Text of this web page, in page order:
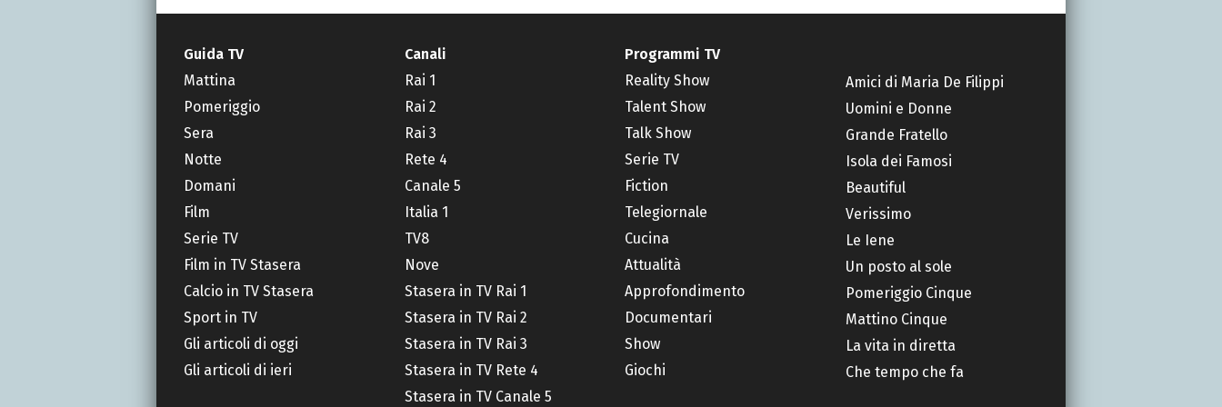
Guida TV
Mattina
Pomeriggio
Sera
Notte
Domani
Film
Serie TV
Film in TV Stasera
Calcio in TV Stasera
Sport in TV
Gli articoli di oggi
Gli articoli di ieri
Canali
Rai 1
Rai 2
Rai 3
Rete 4
Canale 5
Italia 1
TV8
Nove
Stasera in TV Rai 1
Stasera in TV Rai 2
Stasera in TV Rai 3
Stasera in TV Rete 4
Stasera in TV Canale 5
Programmi TV
Reality Show
Talent Show
Talk Show
Serie TV
Fiction
Telegiornale
Cucina
Attualità
Approfondimento
Documentari
Show
Giochi
Amici di Maria De Filippi
Uomini e Donne
Grande Fratello
Isola dei Famosi
Beautiful
Verissimo
Le Iene
Un posto al sole
Pomeriggio Cinque
Mattino Cinque
La vita in diretta
Che tempo che fa